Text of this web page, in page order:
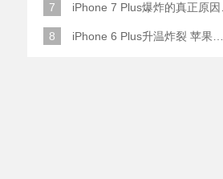
7 iPhone 7 Plus爆炸的真正原因原来是这样
8 iPhone 6 Plus升温炸裂 苹果赔了一部全新的